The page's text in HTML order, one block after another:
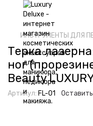
ИНСТРУМЕНТЫ ДЛЯ
Терка
ног
Beauty
Артикул: FL-01